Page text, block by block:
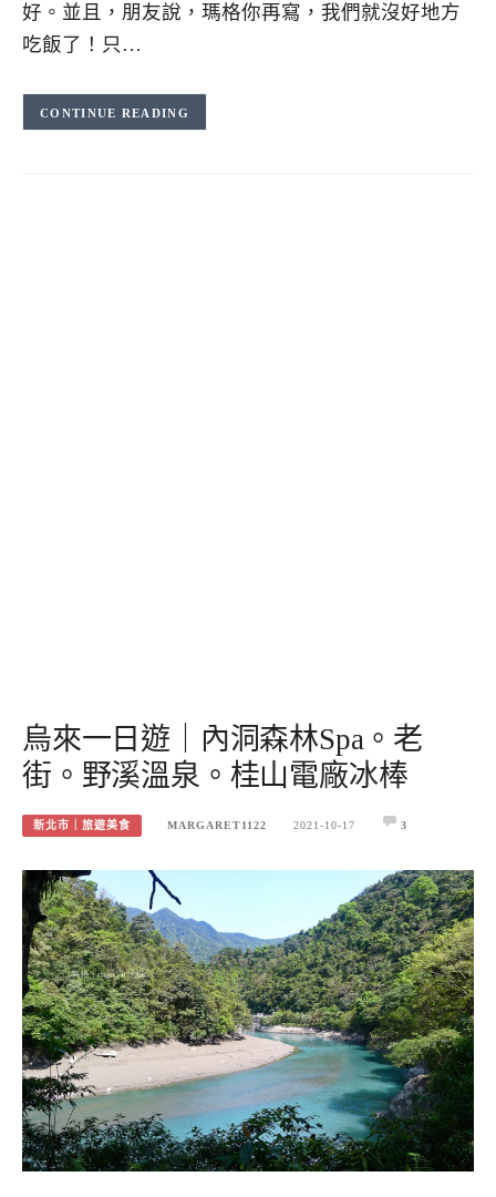
好。並且，朋友說，瑪格你再寫，我們就沒好地方
吃飯了！只…
CONTINUE READING
烏來一日遊｜內洞森林Spa。老
街。野溪溫泉。桂山電廠冰棒
新北市｜旅遊美食 MARGARET1122 2021-10-17 3